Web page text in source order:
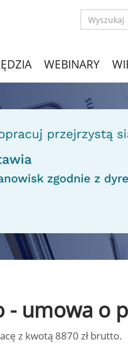
WEBINARY
- umowa o
z kwotą 8870 zł brutto.